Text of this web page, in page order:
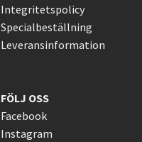
Integritetspolicy
Specialbeställning
Leveransinformation
FÖLJ OSS
Facebook
Instagram